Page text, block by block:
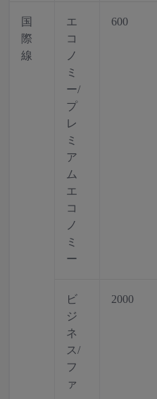
国
際
線
エ
コ
ノ
ミ
ー/
プ
レ
ミ
ア
ム
エ
コ
ノ
ミ
ー
600
ビ
ジ
ネ
ス/
フ
ァ
2000